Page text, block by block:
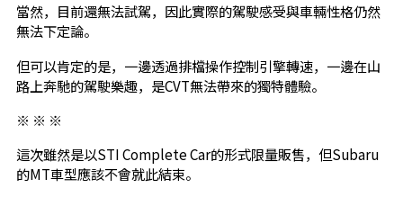
當然，目前還無法試駕，因此實際的駕駛感受與車輛性格仍然
無法下定論。
但可以肯定的是，一邊透過排檔操作控制引擎轉速，一邊在山
路上奔馳的駕駛樂趣，是CVT無法帶來的獨特體驗。
※ ※ ※
這次雖然是以STI Complete Car的形式限量販售，但Subaru
的MT車型應該不會就此結束。